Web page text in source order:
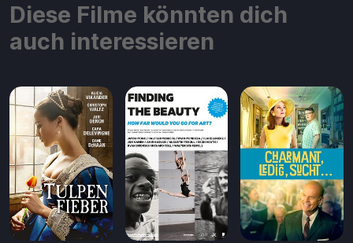
Diese Filme könnten dich
auch interessieren